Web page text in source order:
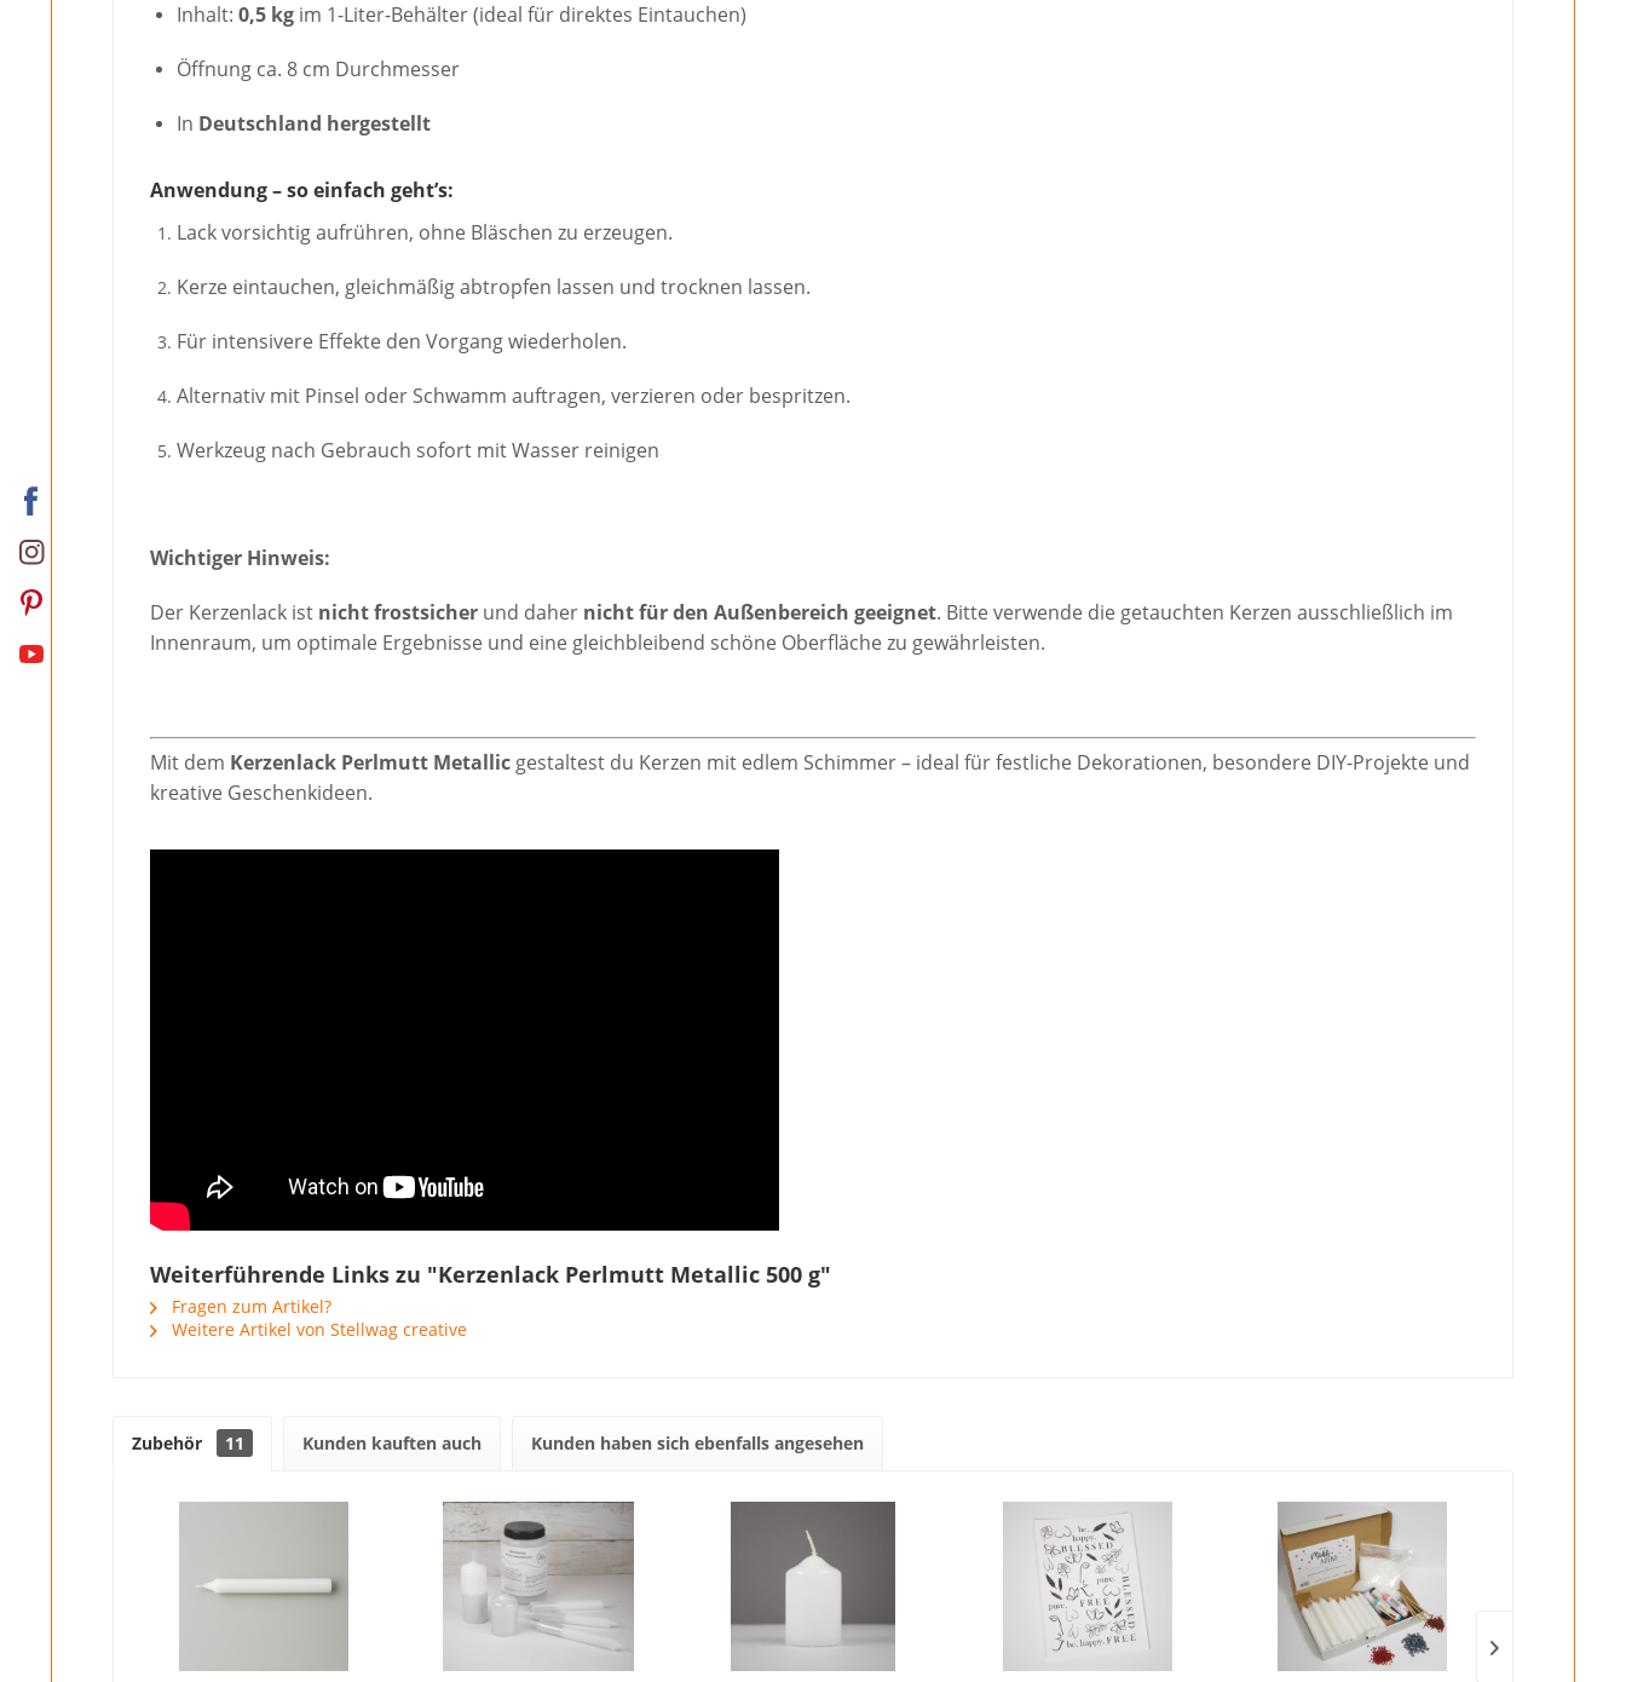
Inhalt: 0,5 kg im 1-Liter-Behälter (ideal für direktes Eintauchen)
Öffnung ca. 8 cm Durchmesser
In Deutschland hergestellt
Anwendung – so einfach geht’s:
Lack vorsichtig aufrühren, ohne Bläschen zu erzeugen.
Kerze eintauchen, gleichmäßig abtropfen lassen und trocknen lassen.
Für intensivere Effekte den Vorgang wiederholen.
Alternativ mit Pinsel oder Schwamm auftragen, verzieren oder bespritzen.
Werkzeug nach Gebrauch sofort mit Wasser reinigen
Wichtiger Hinweis:
Der Kerzenlack ist nicht frostsicher und daher nicht für den Außenbereich geeignet. Bitte verwende die getauchten Kerzen ausschließlich im
Innenraum, um optimale Ergebnisse und eine gleichbleibend schöne Oberfläche zu gewährleisten.
Mit dem Kerzenlack Perlmutt Metallic gestaltest du Kerzen mit edlem Schimmer – ideal für festliche Dekorationen, besondere DIY-Projekte und
kreative Geschenkideen.
Weiterführende Links zu "Kerzenlack Perlmutt Metallic 500 g"
Fragen zum Artikel?
Weitere Artikel von Stellwag creative
Zubehör 11 Kunden kauften auch Kunden haben sich ebenfalls angesehen